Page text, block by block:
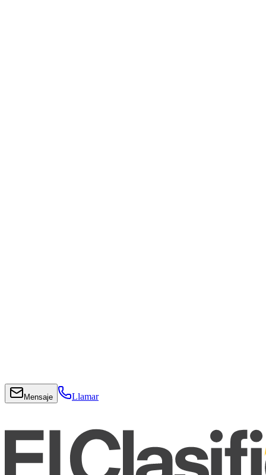
Mensaje Llamar